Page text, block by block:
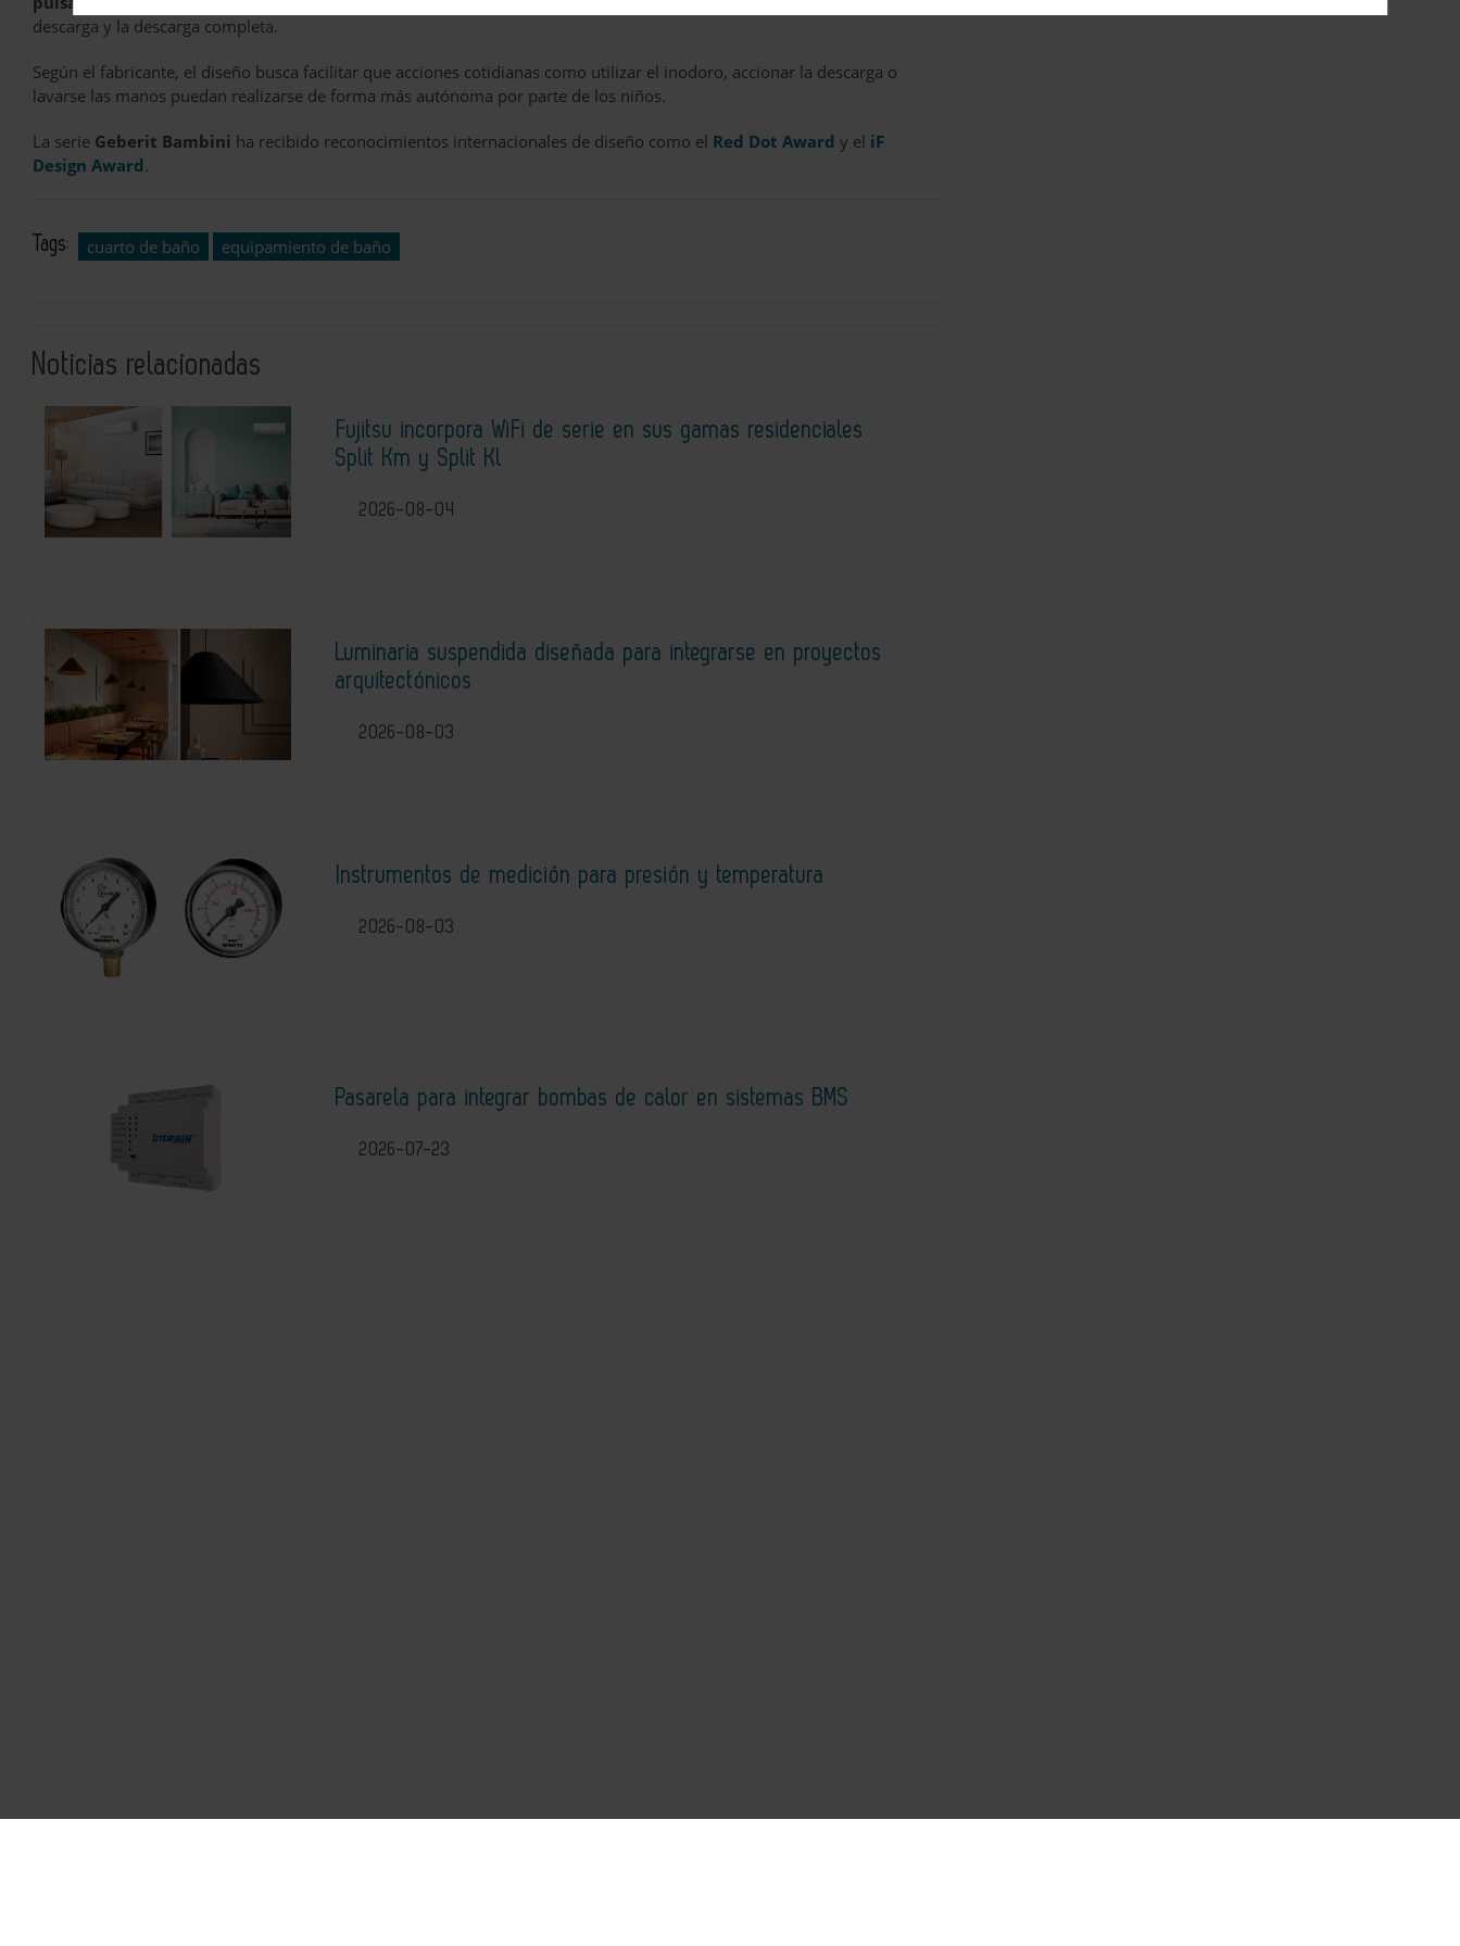
descarga y la descarga completa.
Según el fabricante, el diseño busca facilitar que acciones cotidianas como utilizar el inodoro, accionar la descarga o
lavarse las manos puedan realizarse de forma más autónoma por parte de los niños.
La serie Geberit Bambini ha recibido reconocimientos internacionales de diseño como el Red Dot Award y el iF
Design Award.
Tags: cuarto de baño equipamiento de baño
Noticias relacionadas
Fujitsu incorpora WiFi de serie en sus gamas residenciales
Split Km y Split Kl
2026-08-04
Luminaria suspendida diseñada para integrarse en proyectos
arquitectónicos
2026-08-03
Instrumentos de medición para presión y temperatura
2026-08-03
Pasarela para integrar bombas de calor en sistemas BMS
2026-07-23